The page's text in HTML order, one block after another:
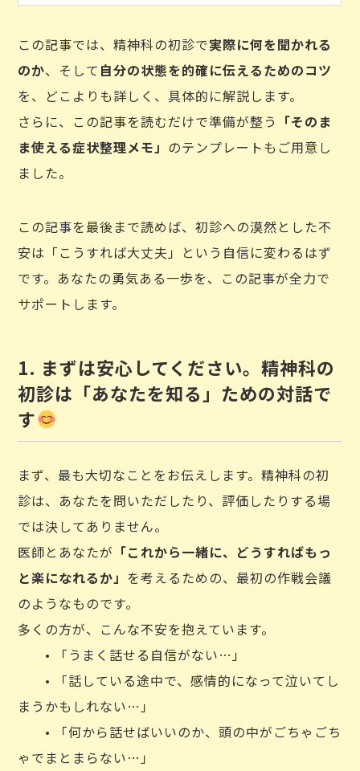
この記事では、精神科の初診で実際に何を聞かれる
のか、そして 自分の状態を的確に伝えるためのコツ
を、どこよりも詳しく、具体的に解説します。
さらに、この記事を読むだけで準備が整う 「そのま
ま使える症状整理メモ」 のテンプレートもご用意し
ました。
この記事を最後まで読めば、初診への漠然とした不
安は「こうすれば大丈夫」という自信に変わるはず
です。あなたの勇気ある一歩を、この記事が全力で
サポートします。
1. まずは安心してください。精神科の
初診は「あなたを知る」ための対話で
す
まず、最も大切なことをお伝えします。精神科の初
診は、あなたを問いただしたり、評価したりする場
では決してありません。
医師とあなたが 「これから一緒に、どうすればもっ
と楽になれるか」 を考えるための、最初の作戦会議
のようなものです。
多くの方が、こんな不安を抱えています。
• 「うまく話せる自信がない…」
• 「話している途中で、感情的になって泣いてし
まうかもしれない…」
• 「何から話せばいいのか、頭の中がごちゃごち
ゃでまとまらない…」